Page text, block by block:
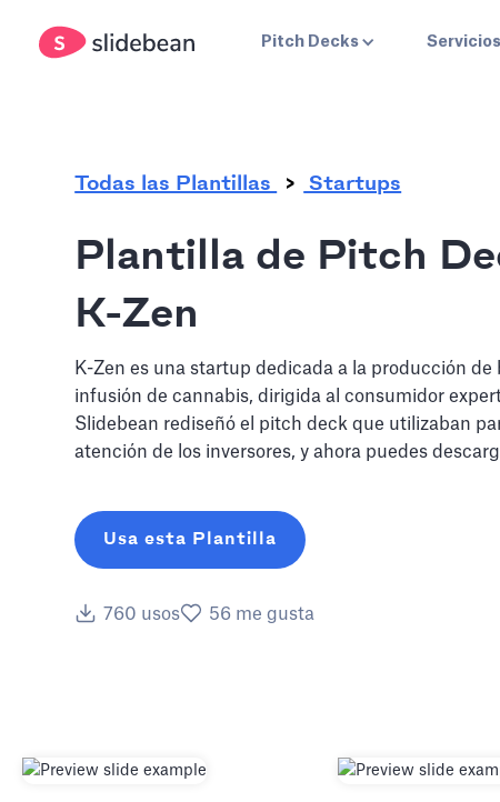
Pitch Decks Servicios
Todas las Plantillas Startups
Plantilla de Pitch
K-Zen
K-Zen es una startup dedicada a la producción de
infusión de cannabis, dirigida al consumidor
Slidebean rediseñó el pitch deck que utilizaban
atención de los inversores, y ahora puedes
Usa esta Plantilla
760 usos 56 me gusta